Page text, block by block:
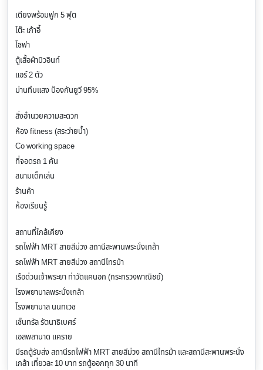
เตียงพร้อมฟูก 5 ฟุต
โต๊ะ เก้าอี้
โซฟา
ตู้เสื้อผ้าบิวอินท์
แอร์ 2 ตัว
ม่านทึบแสง ป้องกันยูวี 95%
สิ่งอำนวยความสะดวก
ห้อง fitness (สระว่ายน้ำ)
Co working space
ที่จอดรถ 1 คัน
สนามเด็กเล่น
ร้านค้า
ห้องเรียนรู้
สถานที่ใกล้เคียง
รถไฟฟ้า MRT สายสีม่วง สถานีสะพานพระนั่งเกล้า
รถไฟฟ้า MRT สายสีม่วง สถานีไทรม้า
เรือด่วนเจ้าพระยา ท่าวัดแคนอก (กระทรวงพาณิชย์)
โรงพยาบาลพระนั่งเกล้า
โรงพยาบาล นนทเวช
เซ็นทรัล รัตนาธิเบศร์
เอสพลานาด แคราย
มีรถตู้รับส่ง สถานีรถไฟฟ้า MRT สายสีม่วง สถานีไทรม้า และสถานีสะพานพระนั่ง
เกล้า เที่ยวละ 10 บาท รถตู้ออกทุก 30 นาที